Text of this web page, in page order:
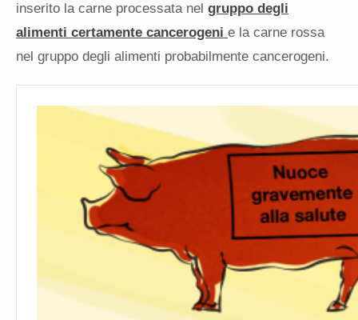
inserito la carne processata nel gruppo degli
alimenti certamente cancerogeni e la carne rossa
nel gruppo degli alimenti probabilmente cancerogeni.